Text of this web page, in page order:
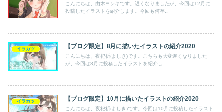
こんにちは、由木ヨシキです。遅くなりましたが、今回は12月に
投稿したイラストを紹介します。今回も何卒...
イラカツ 【ブログ限定】8月に描いたイラストの紹介2020
こんにちは、夜祀祈(よしき)です。こちらも大変遅くなりました
が、今回は8月に投稿したイラストを紹介し...
イラカツ 【ブログ限定】10月に描いたイラストの紹介2020
こんにちは、夜祀祈(よしき)です。今回は10月に投稿したイラスト